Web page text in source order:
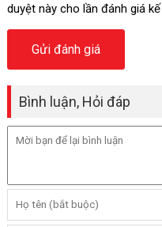
duyệt này cho lần đánh giá
Bình luận, Hỏi đáp